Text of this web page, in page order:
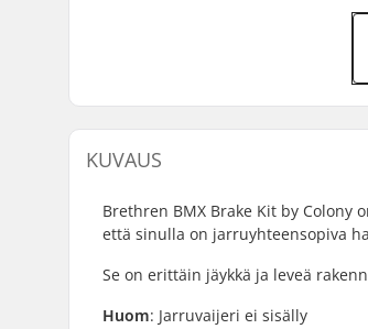
KUVAUS
Brethren BMX Brake Kit by Colony
että sinulla on jarruyhteensopiva
Se on erittäin jäykkä ja leveä
Huom: Jarruvaijeri ei sisälly